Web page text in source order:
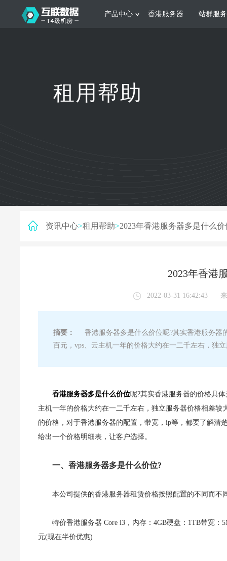
产品中心
日本服务器 新加坡服务器
香港服务器 站群服
根据不同规模的网站提供可定制化的架
构和 一站式协助租用帮助
资讯中心>租用帮助>2023年香港服务器多是什么价
2023年香港
2022-03-31 16:42:43
摘要：
香港服务器多是什么价位呢?其实香港服务器
百元，vps、云主机一年的价格大约在一二千左右，独
香港服务器多是什么价位呢?其实香港服务器的价格具
主机一年的价格大约在一二千左右，独立服务器价格相差
的价格，对于香港服务器的配置，带宽，ip等，都要了解清
给出一个价格明细表，让客户选择。
一、香港服务器多是什么价位?
本公司提供的香港服务器租赁价格按照配置的不同而
特价香港服务器 Core i3，内存：4GB硬盘：1TB带宽
元(现在半价优惠)